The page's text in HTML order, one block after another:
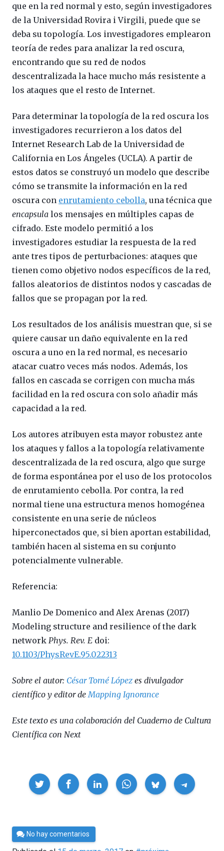
que en la red normal y esto, según investigadores
de la Universidad Rovira i Virgili, puede que se
deba su topología. Los investigadores emplearon
teoría de redes para analizar la red oscura,
encontrando que su red de nodos
descentralizada la hace mucho más resistente a
los ataques que el resto de Internet.
Para determinar la topología de la red oscura los
investigadores recurrieron a los datos del
Internet Research Lab de la Universidad de
California en Los Ángeles (UCLA). A partir de
estos datos se construyó un modelo que describe
cómo se transmite la información en la red
oscura con enrutamiento cebolla, una técnica que
encapsula los mensajes en múltiples capas de
cifrado. Este modelo permitió a los
investigadores estudiar la respuesta de la red
ante tres tipos de perturbaciones: ataques que
tienen como objetivo nodos específicos de la red,
fallos aleatorios de distintos nodos y cascadas de
fallos que se propagan por la red.
Los resultados de los análisis muestran que, si se
quiere causar un daño equivalente en la red
oscura a uno en la red normal, es necesario
atacar cuatro veces más nodos. Además, los
fallos en cascada se corrigen con mucha más
facilidad en la red oscura con solo añadir más
capacidad a la red.
Los autores atribuyen esta mayor robustez ante
los ataques y fallos a la topología relativamente
descentralizada de la red oscura, algo que surge
de forma espontánea por el uso de los protocolos
de enrutamiento cebolla. Por contra, la red
normal tiene una estructura menos homogénea
consistente en una serie de núcleos
hiperconectados que, si bien aportan estabilidad,
también hacen al sistema en su conjunto
potencialmente vulnerable.
Referencia:
Manlio De Domenico and Alex Arenas (2017)
Modeling structure and resilience of the dark
network Phys. Rev. E doi:
10.1103/PhysRevE.95.022313
Sobre el autor: César Tomé López es divulgador
científico y editor de Mapping Ignorance
Este texto es una colaboración del Cuaderno de Cultura
Científica con Next
Compartir
Por
César
No hay comentarios